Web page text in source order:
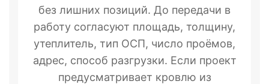
без лишних позиций. До передачи в
работу согласуют площадь, толщину,
утеплитель, тип ОСП, число проёмов,
адрес, способ разгрузки. Если проект
предусматривает кровлю из